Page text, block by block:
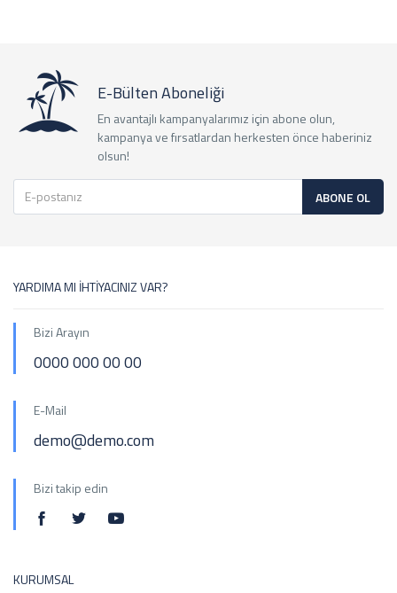
E-Bülten Aboneliği
En avantajlı kampanyalarımız için abone olun,
kampanya ve fırsatlardan herkesten önce haberiniz
olsun!
ABONE OL
YARDIMA MI İHTİYACINIZ VAR?
Bizi Arayın
0000 000 00 00
E-Mail
demo@demo.com
Bizi takip edin
KURUMSAL